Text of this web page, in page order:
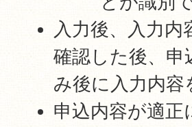
入力後、入力
確認した後、
み後に入力内
申込内容が適